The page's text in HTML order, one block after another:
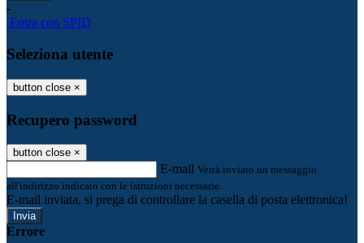
-
Entra con SPID
Seleziona utente
button close ×
Recupero password
button close ×
E-mail Verrà inviato un messaggio
all'indirizzo indicato con le istruzioni necessarie.
E-mail inviata, si prega di controllare la casella di posta elettronica!
Errore